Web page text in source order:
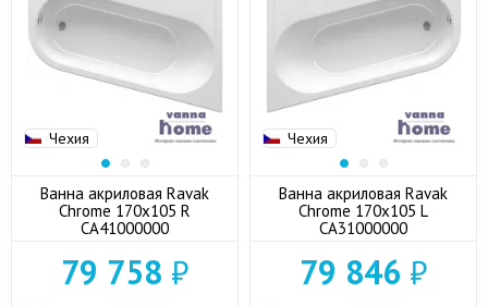
Чехия
Ванна акриловая Ravak
Chrome 170x105 R
CA41000000
79 758 ₽
Чехия
Ванна акриловая Ravak
Chrome 170x105 L
CA31000000
79 846 ₽